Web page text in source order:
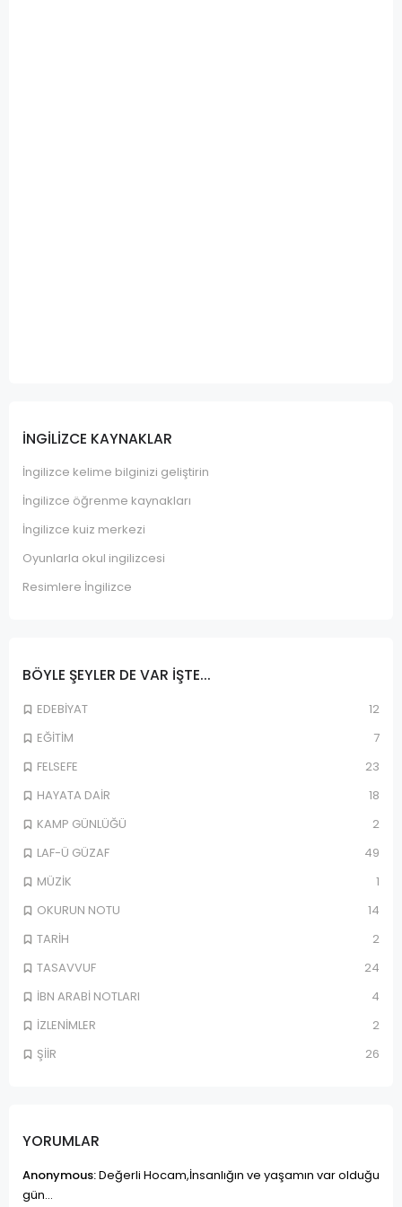
İNGILIZCE KAYNAKLAR
İngilizce kelime bilginizi geliştirin
İngilizce öğrenme kaynakları
İngilizce kuiz merkezi
Oyunlarla okul ingilizcesi
Resimlere İngilizce
BÖYLE ŞEYLER DE VAR IŞTE...
EDEBİYAT
12
EĞİTİM
7
FELSEFE
23
HAYATA DAİR
18
KAMP GÜNLÜĞÜ
2
LAF-Ü GÜZAF
49
MÜZİK
1
OKURUN NOTU
14
TARİH
2
TASAVVUF
24
İBN ARABİ NOTLARI
4
İZLENİMLER
2
ŞİİR
26
YORUMLAR
Anonymous:Değerli Hocam,İnsanlığın ve yaşamın var olduğu
gün...